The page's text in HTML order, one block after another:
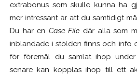
extrabonus som skulle kunna ha
mer intressant är att du samtidigt
Du har en Case File där alla som
inblandade i stölden finns och info
för föremål du samlat ihop
senare kan kopplas ihop till ett